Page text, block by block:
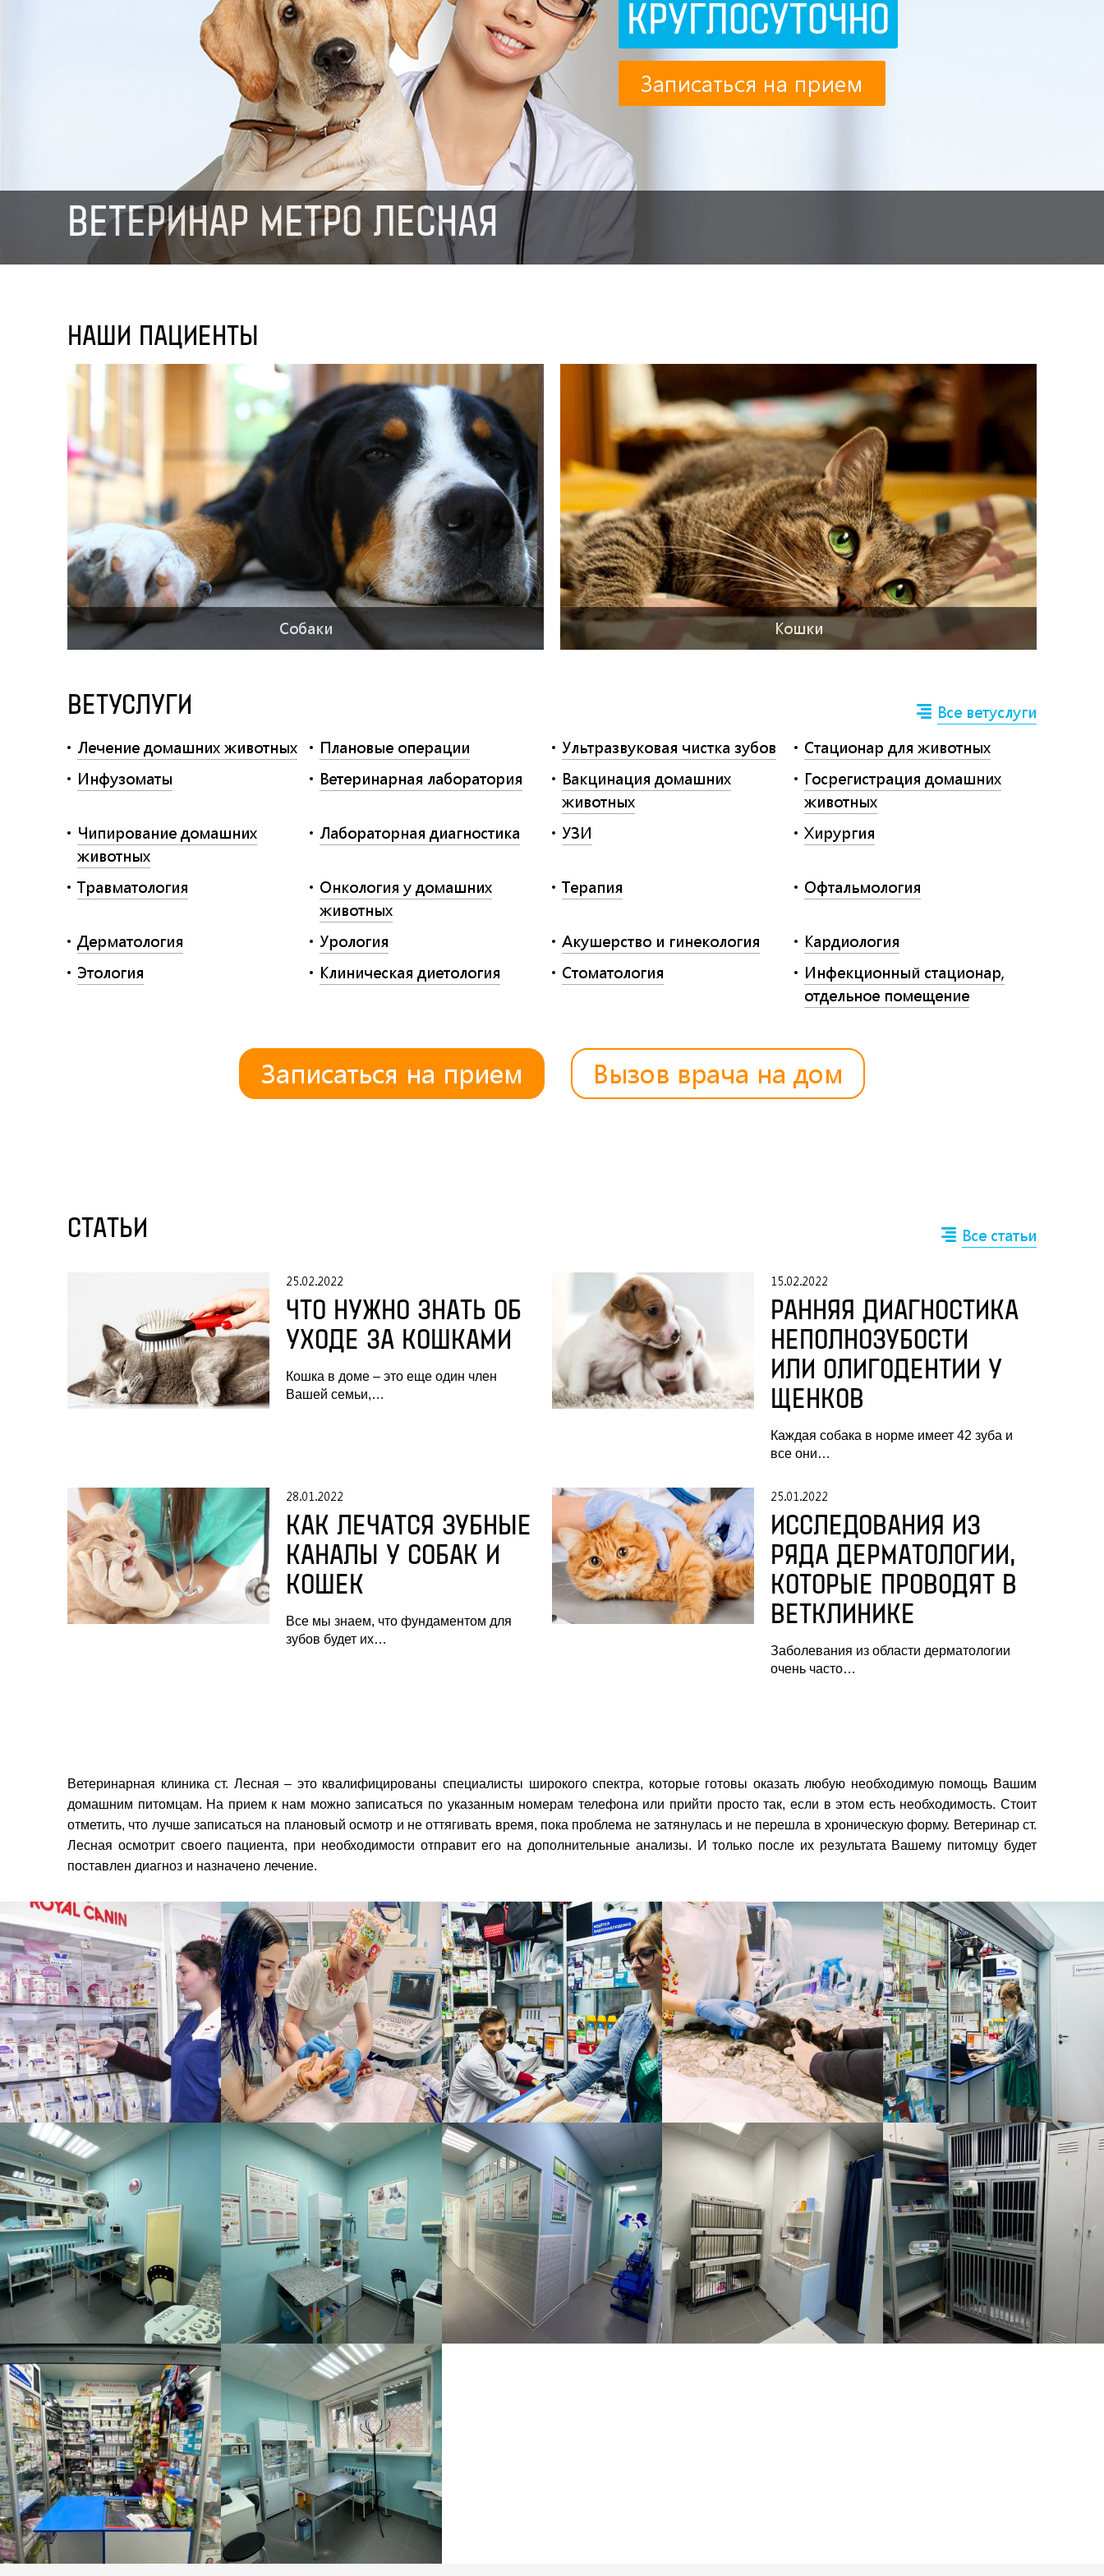
КРУГЛОСУТОЧНО
Записаться на прием
ВЕТЕРИНАР МЕТРО ЛЕСНАЯ
НАШИ ПАЦИЕНТЫ
Собаки Кошки
ВЕТУСЛУГИ
Все ветуслуги
Лечение домашних животных
Плановые операции Ультразвуковая чистка зубов
Стационар для животных
Инфузоматы
Ветеринарная лаборатория
Вакцинация домашних
животных
Госрегистрация домашних
животных
Чипирование домашних
животных
Лабораторная диагностика УЗИ Хирургия
Травматология
Онкология у домашних
животных
Терапия Офтальмология
Дерматология Урология Акушерство и гинекология
Кардиология
Этология
Клиническая диетология Стоматология
Инфекционный стационар,
отдельное помещение
Записаться на прием Вызов врача на дом
СТАТЬИ Все статьи
25.02.2022
ЧТО НУЖНО ЗНАТЬ ОБ
УХОДЕ ЗА КОШКАМИ
Кошка в доме – это еще один член
Вашей семьи,…
15.02.2022
РАННЯЯ ДИАГНОСТИКА
НЕПОЛНОЗУБОСТИ
ИЛИ ОЛИГОДЕНТИИ У
ЩЕНКОВ
Каждая собака в норме имеет 42 зуба и
все они…
28.01.2022
КАК ЛЕЧАТСЯ ЗУБНЫЕ
КАНАЛЫ У СОБАК И
КОШЕК
Все мы знаем, что фундаментом для
зубов будет их…
25.01.2022
ИССЛЕДОВАНИЯ ИЗ
РЯДА ДЕРМАТОЛОГИИ,
КОТОРЫЕ ПРОВОДЯТ В
ВЕТКЛИНИКЕ
Заболевания из области дерматологии
очень часто…
Ветеринарная клиника ст. Лесная – это квалифицированы специалисты широкого спектра, которые готовы оказать любую необходимую помощь Вашим
домашним питомцам. На прием к нам можно записаться по указанным номерам телефона или прийти просто так, если в этом есть необходимость. Стоит
отметить, что лучше записаться на плановый осмотр и не оттягивать время, пока проблема не затянулась и не перешла в хроническую форму. Ветеринар ст.
Лесная осмотрит своего пациента, при необходимости отправит его на дополнительные анализы. И только после их результата Вашему питомцу будет
поставлен диагноз и назначено лечение.